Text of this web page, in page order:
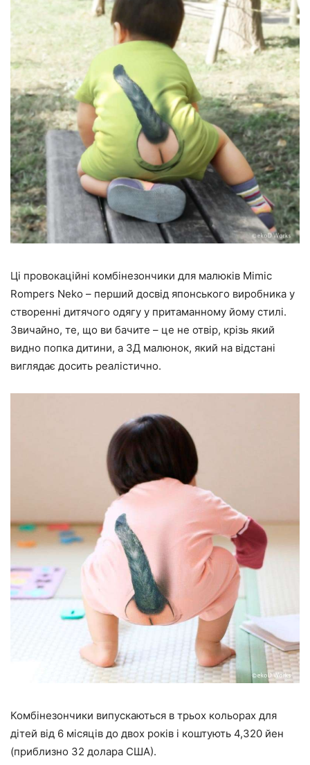
Ці провокаційні комбінезончики для малюків Mimic
Rompers Neko – перший досвід японського виробника у
створенні дитячого одягу у притаманному йому стилі.
Звичайно, те, що ви бачите – це не отвір, крізь який
видно попка дитини, а 3Д малюнок, який на відстані
виглядає досить реалістично.
Комбінезончики випускаються в трьох кольорах для
дітей від 6 місяців до двох років і коштують 4,320 йен
(приблизно 32 долара США).